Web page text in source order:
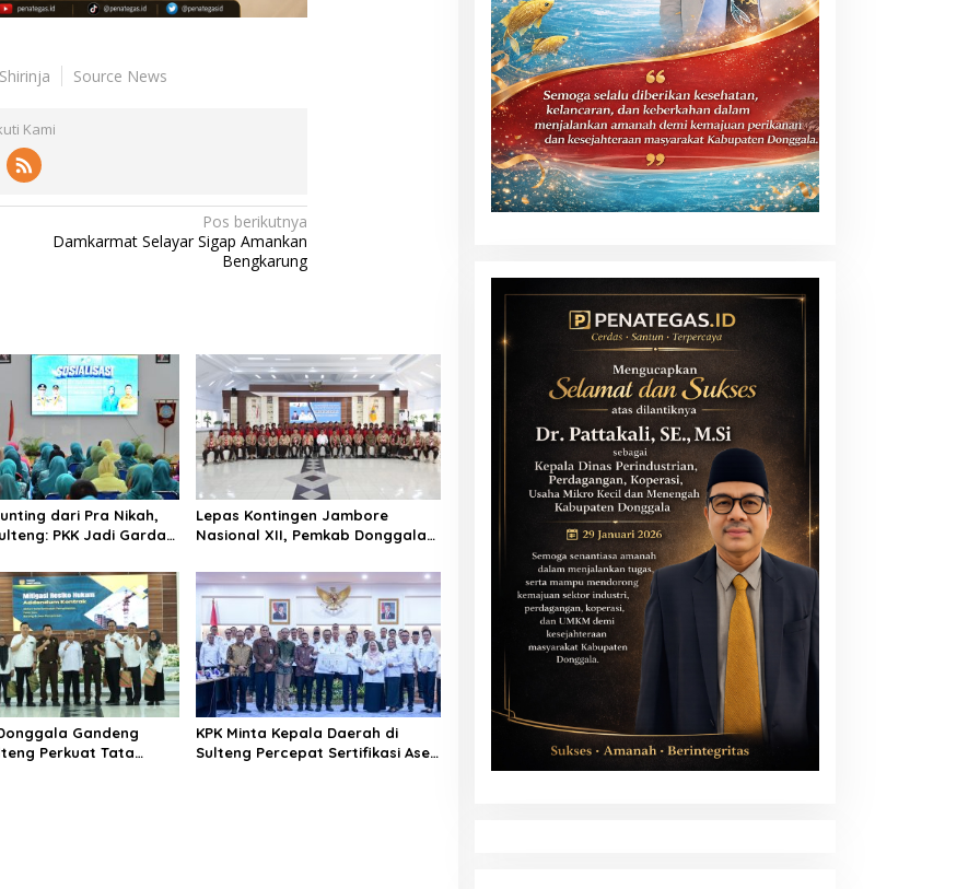
Source News
Kami
Pos berikutnya
Damkarmat Selayar Sigap Amankan
Bengkarung
dari Pra Nikah,
PKK Jadi Garda
Lepas Kontingen Jambore
Nasional XII, Pemkab Donggala
Karakter dan Kebanggaan
Daerah
Gandeng
Perkuat Tata
KPK Minta Kepala Daerah di
Sulteng Percepat Sertifikasi Aset,